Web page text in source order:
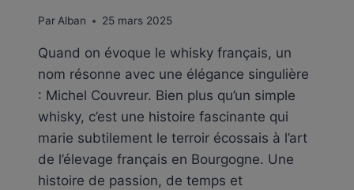
ParAlban 25 mars 2025
Quand on évoque le whisky français, un
nom résonne avec une élégance singulière
: Michel Couvreur. Bien plus qu’un simple
whisky, c’est une histoire fascinante qui
marie subtilement le terroir écossais à l’art
de l’élevage français en Bourgogne. Une
histoire de passion, de temps et